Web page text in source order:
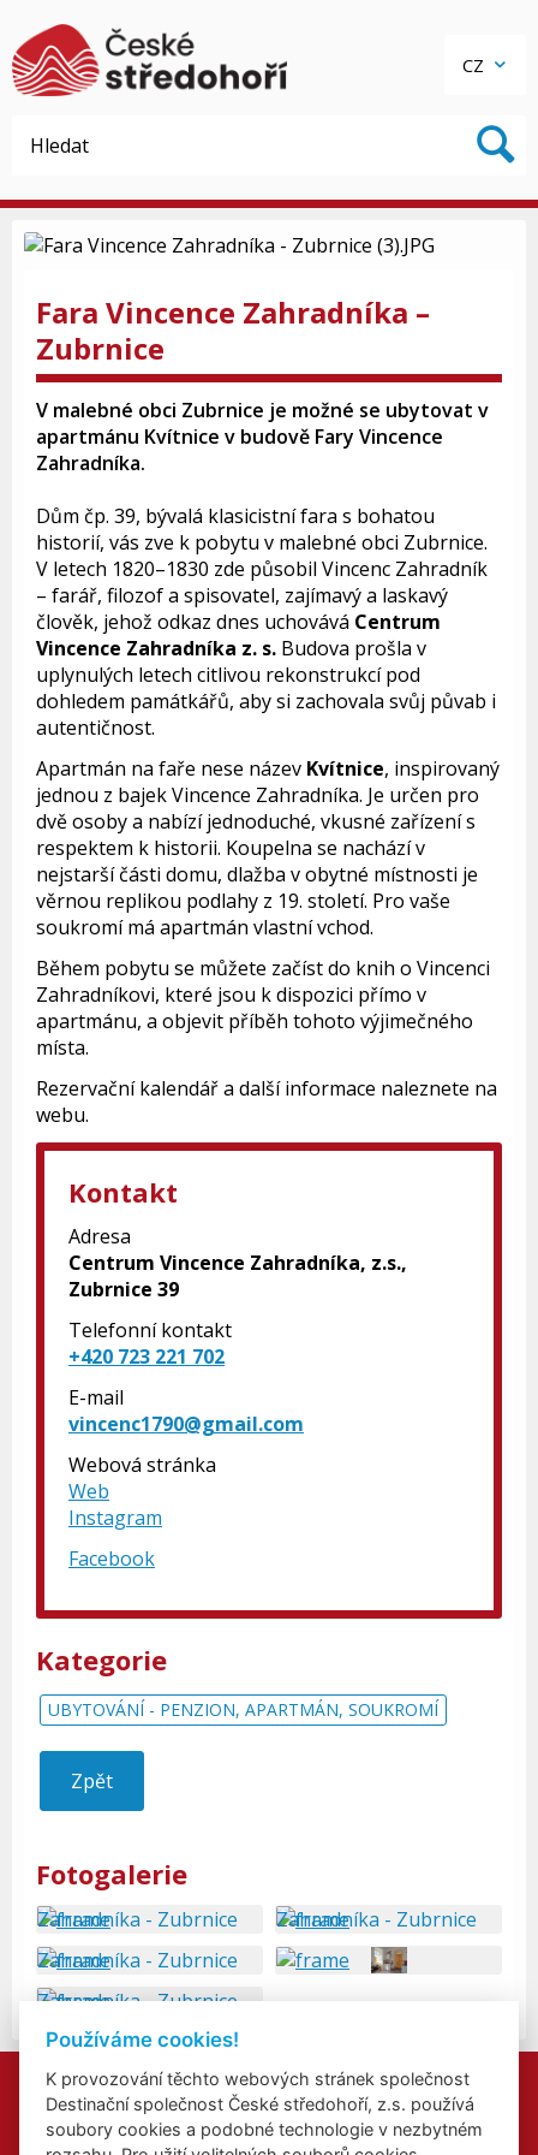
CZ
Fara Vincence Zahradníka –
Zubrnice
V malebné obci Zubrnice je možné se ubytovat v
apartmánu Kvítnice v budově Fary Vincence
Zahradníka.
Dům čp. 39, bývalá klasicistní fara s bohatou
historií, vás zve k pobytu v malebné obci Zubrnice.
V letech 1820–1830 zde působil Vincenc Zahradník
– farář, filozof a spisovatel, zajímavý a laskavý
člověk, jehož odkaz dnes uchovává Centrum
Vincence Zahradníka z. s. Budova prošla v
uplynulých letech citlivou rekonstrukcí pod
dohledem památkářů, aby si zachovala svůj půvab i
autentičnost.
Apartmán na faře nese název Kvítnice, inspirovaný
jednou z bajek Vincence Zahradníka. Je určen pro
dvě osoby a nabízí jednoduché, vkusné zařízení s
respektem k historii. Koupelna se nachází v
nejstarší části domu, dlažba v obytné místnosti je
věrnou replikou podlahy z 19. století. Pro vaše
soukromí má apartmán vlastní vchod.
Během pobytu se můžete začíst do knih o Vincenci
Zahradníkovi, které jsou k dispozici přímo v
apartmánu, a objevit příběh tohoto výjimečného
místa.
Rezervační kalendář a další informace naleznete na
webu.
Kontakt
Adresa
Centrum Vincence Zahradníka, z.s.,
Zubrnice 39
Telefonní kontakt
+420 723 221 702
E-mail
vincenc1790@gmail.com
Webová stránka
Web
Instagram
Facebook
Kategorie
UBYTOVÁNÍ - PENZION, APARTMÁN, SOUKROMÍ
Zpět
Fotogalerie
Kontakty
Přidat akci
Přihlášení odběru newsletterů
Používáme cookies!
K provozování těchto webových stránek společnost
Destinační společnost České středohoří, z.s. používá
soubory cookies a podobné technologie v nezbytném